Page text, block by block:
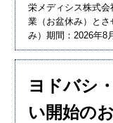
栄メディシス株式
業（お盆休み）と
み）期間：2026年8
ヨドバシ
い開始の